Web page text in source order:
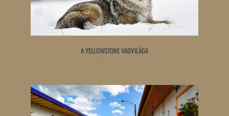
A YELLOWSTONE VADVILÁGA